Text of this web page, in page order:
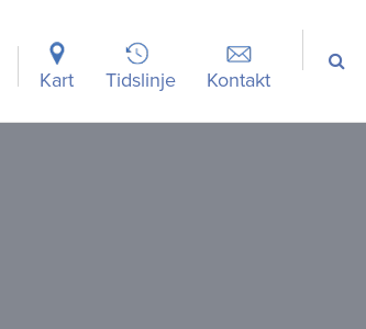
Kart Tidslinje Kontakt